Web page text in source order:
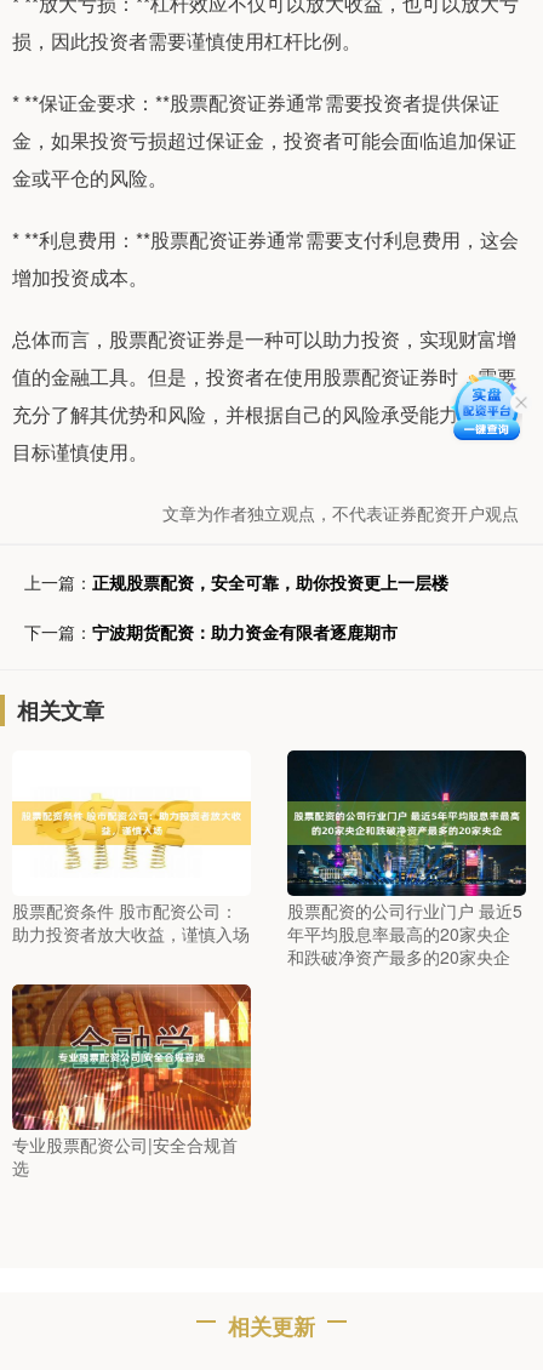
损，因此投资者需要谨慎使用杠杆比例。
* **保证金要求：**股票配资证券通常需要投资者提供保证
金，如果投资亏损超过保证金，投资者可能会面临追加保证
金或平仓的风险。
* **利息费用：**股票配资证券通常需要支付利息费用，这会
增加投资成本。
总体而言，股票配资证券是一种可以助力投资，实现财富增
值的金融工具。但是，投资者在使用股票配资证券时，需要
充分了解其优势和风险，并根据自己的风险承受能力和投资
目标谨慎使用。
文章为作者独立观点，不代表证券配资开户观点
上一篇： 正规股票配资，安全可靠，助你投资更上一层楼
下一篇： 宁波期货配资：助力资金有限者逐鹿期市
相关文章
股票配资条件 股市配资公司：
助力投资者放大收益，谨慎入场
股票配资的公司行业门户 最近5
年平均股息率最高的20家央企
和跌破净资产最多的20家央企
专业股票配资公司|安全合规首
选
相关更新